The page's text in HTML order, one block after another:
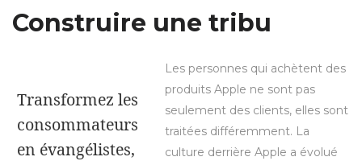
Construire une tribu
Transformez les
consommateurs
en évangélistes,
Les personnes qui achètent des
produits Apple ne sont pas
seulement des clients, elles sont
traitées différemment. La
culture derrière Apple a évolué